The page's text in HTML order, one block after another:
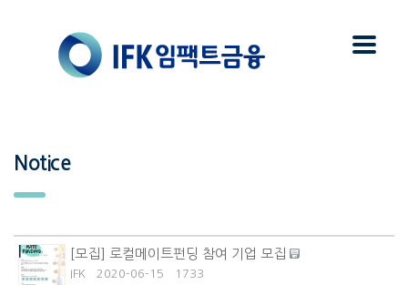
Notice
[모집] 로컬메이트펀딩 참여 기업 모집
IFK 2020-06-15 1733